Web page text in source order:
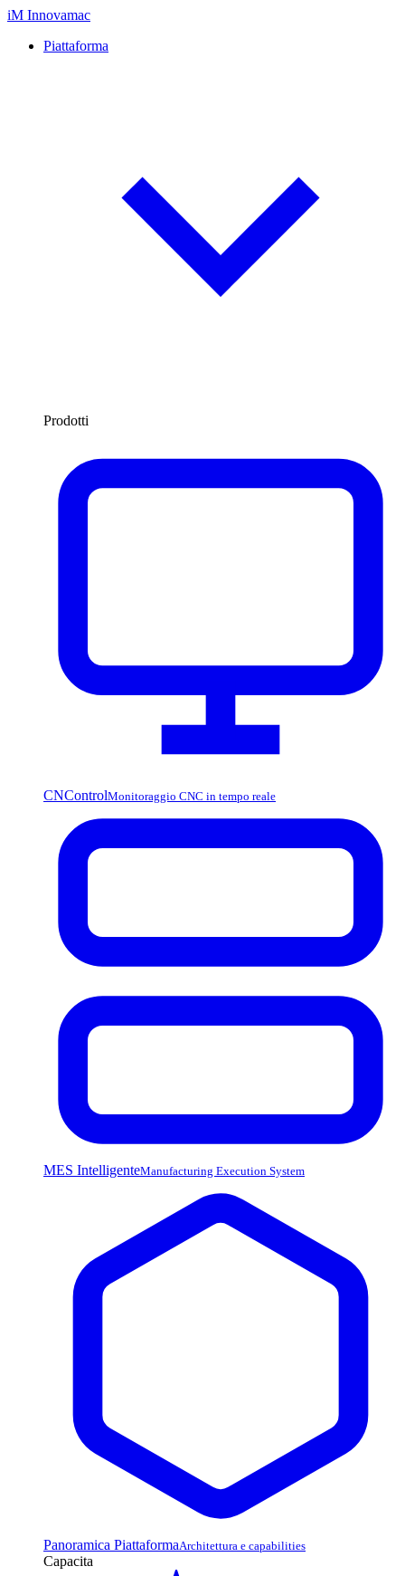
iM Innovamac
Piattaforma
Prodotti
CNControlMonitoraggio CNC in tempo reale
MES IntelligenteManufacturing Execution System
Panoramica PiattaformaArchitettura e capabilities
Capacita